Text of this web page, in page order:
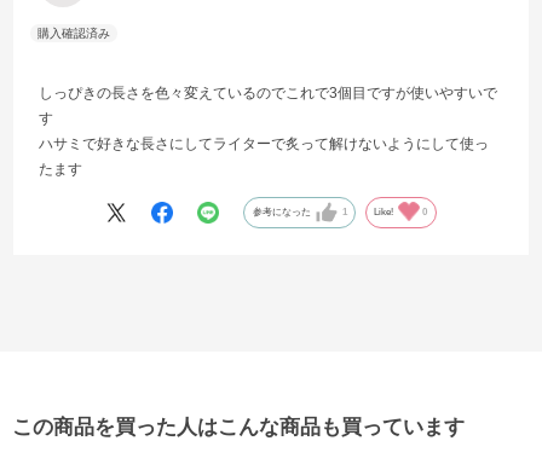
しっぴきの長さを色々変えているのでこれで3個目ですが使いやすいで
す
ハサミで好きな長さにしてライターで炙って解けないようにして使っ
たます
参考になった 1 Like! 0
この商品を買った人はこんな商品も買っています